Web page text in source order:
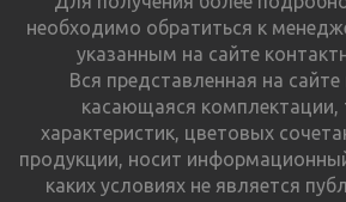
необходимо обратиться к
указанным на сайте
Вся представленная на
касающаяся комплектации,
характеристик, цветовых
продукции, носит
каких условиях не является